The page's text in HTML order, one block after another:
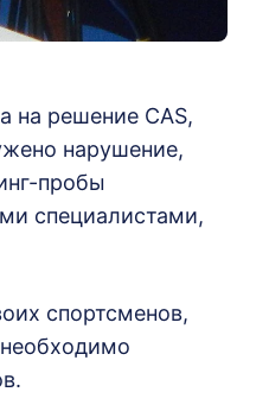
на решение CAS,
нарушение,
пробы
специалистами,
спортсменов,
необходимо